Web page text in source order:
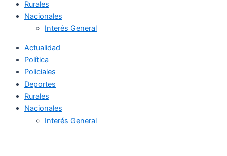
Rurales
Nacionales
Interés General
Actualidad
Política
Policiales
Deportes
Rurales
Nacionales
Interés General